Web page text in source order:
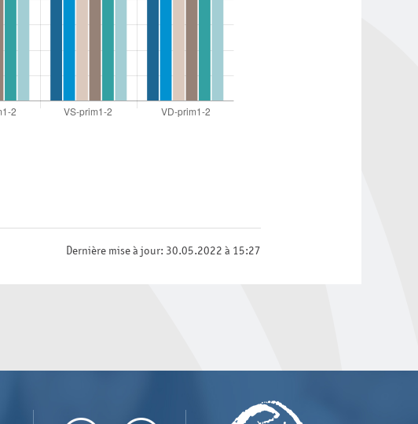
Dernière mise à jour: 30.05.2022 à 15:27